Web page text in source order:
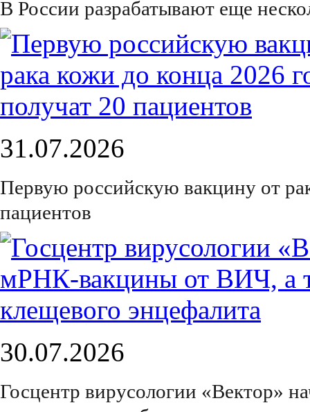
В России разрабатывают еще
31.07.2026
Первую российскую вакцину от
пациентов
30.07.2026
Госцентр вирусологии «Вектор»